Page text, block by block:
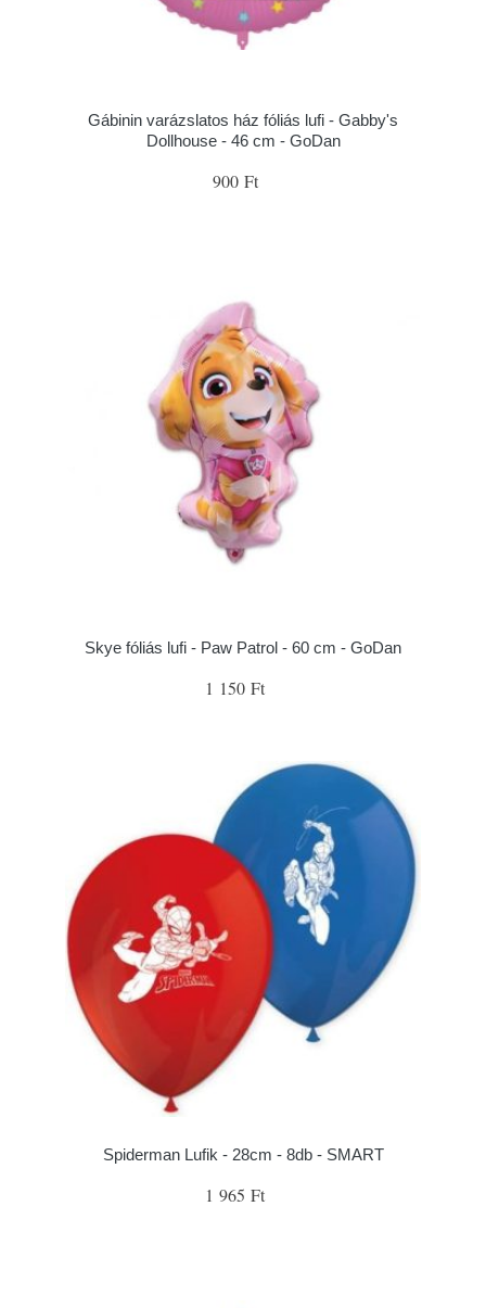
Gábinin varázslatos ház fóliás lufi - Gabby's
Dollhouse - 46 cm - GoDan
900 Ft
Skye fóliás lufi - Paw Patrol - 60 cm - GoDan
1 150 Ft
Spiderman Lufik - 28cm - 8db - SMART
1 965 Ft